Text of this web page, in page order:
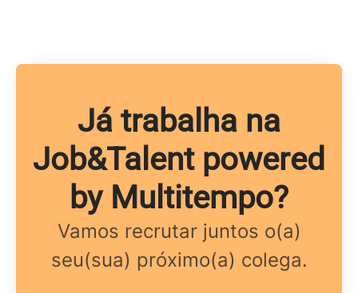
Já trabalha na
Job&Talent powered
by Multitempo?
Vamos recrutar juntos o(a)
seu(sua) próximo(a) colega.